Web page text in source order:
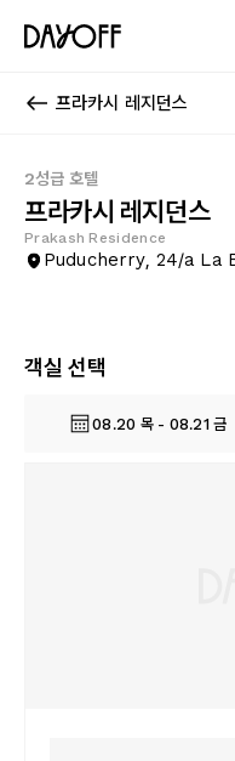
프라카시 레지던스
2성급 호텔
프라카시 레지던스
Prakash Residence
객실 선택
08.20 목 - 08.21 금